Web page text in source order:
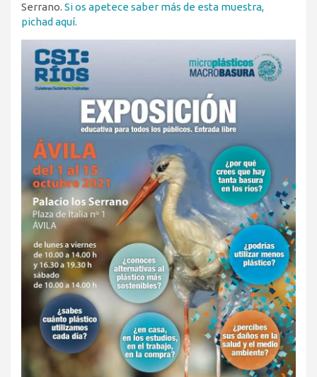
Serrano. Si os apetece saber más de esta muestra,
pichad aquí.